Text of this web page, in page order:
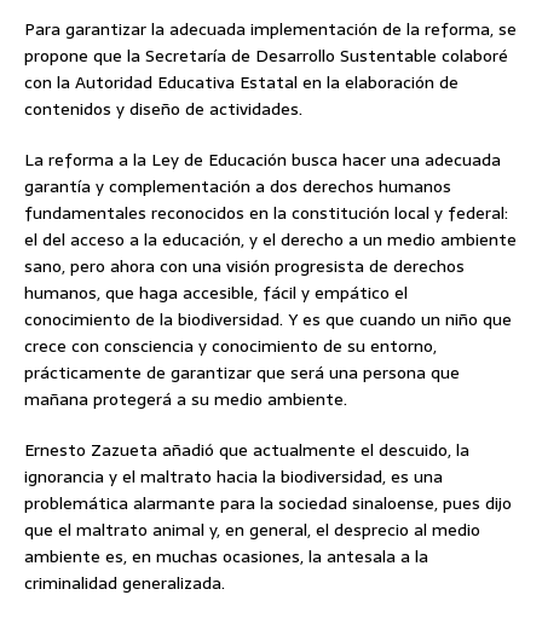
Para garantizar la adecuada implementación de la reforma, se
propone que la Secretaría de Desarrollo Sustentable colaboré
con la Autoridad Educativa Estatal en la elaboración de
contenidos y diseño de actividades.
La reforma a la Ley de Educación busca hacer una adecuada
garantía y complementación a dos derechos humanos
fundamentales reconocidos en la constitución local y federal:
el del acceso a la educación, y el derecho a un medio ambiente
sano, pero ahora con una visión progresista de derechos
humanos, que haga accesible, fácil y empático el
conocimiento de la biodiversidad. Y es que cuando un niño que
crece con consciencia y conocimiento de su entorno,
prácticamente de garantizar que será una persona que
mañana protegerá a su medio ambiente.
Ernesto Zazueta añadió que actualmente el descuido, la
ignorancia y el maltrato hacia la biodiversidad, es una
problemática alarmante para la sociedad sinaloense, pues dijo
que el maltrato animal y, en general, el desprecio al medio
ambiente es, en muchas ocasiones, la antesala a la
criminalidad generalizada.